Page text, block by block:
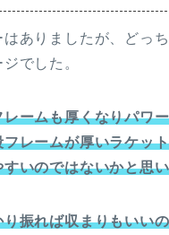
ありましたが、どっ
でした。
レームも厚くなりパワ
レームが厚いラケッ
いのではないかと思
り振れば収まりもいい